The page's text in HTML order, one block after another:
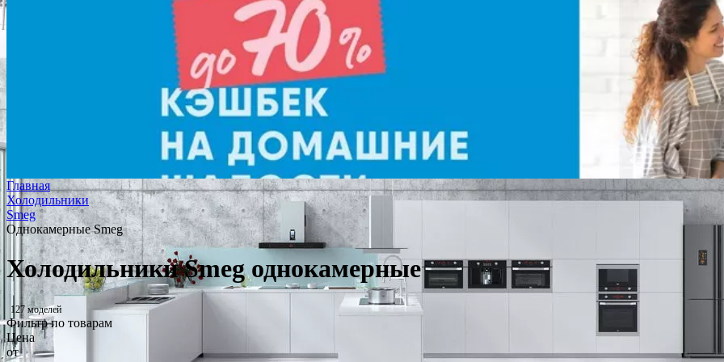
Главная
Холодильники
Smeg
Однокамерные Smeg
Холодильники Smeg однокамерные
127 моделей
Фильтр по товарам
Цена
от